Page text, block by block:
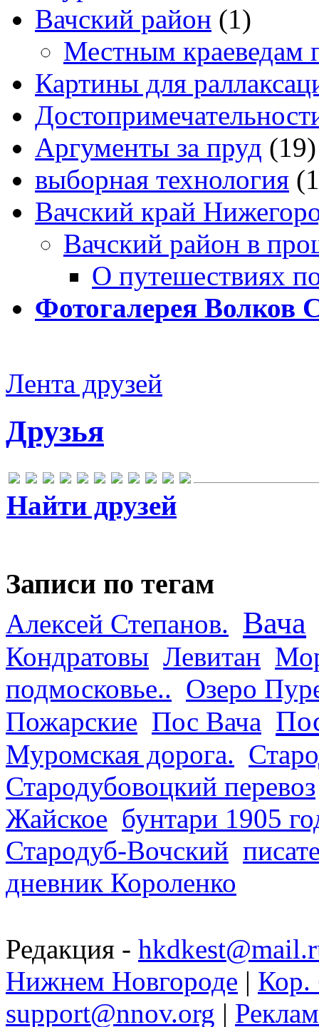
Вачский район (1)
Местным краеведам
Картины для
Аргументы за пруд (19)
выборная технология
Вачский край
Вачский район в
О путешествиях
Фотогалерея Волков
Лента друзей
Друзья
Найти друзей
Записи по тегам
Алексей Степанов. Вача
Кондратовы Левитан
подмосковье.. Озеро
Пожарские Пос Вача
Муромская дорога.
Стародубовоцкий перевоз
Жайское бунтари 1905
Стародуб-Вочский
дневник Короленко
Редакция -
Нижнем Новгороде | Кор.
support@nnov.org |